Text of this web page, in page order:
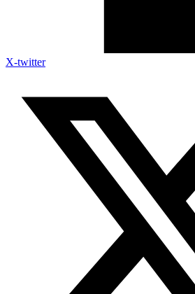
X-twitter